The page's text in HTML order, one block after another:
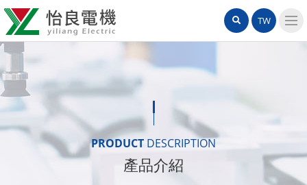
怡
良
電
機
有
網
TW
站
內
PRODUCT DESCRIPTION
產品介紹